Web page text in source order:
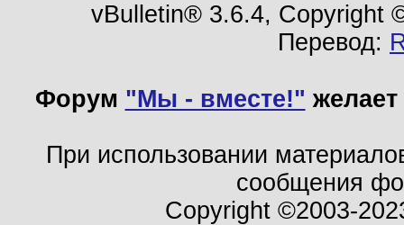
vBulletin® 3.6.4, Copyright
Перевод:
Форум "Мы - вместе!"
При использовании
сообщения
Copyright ©2003-